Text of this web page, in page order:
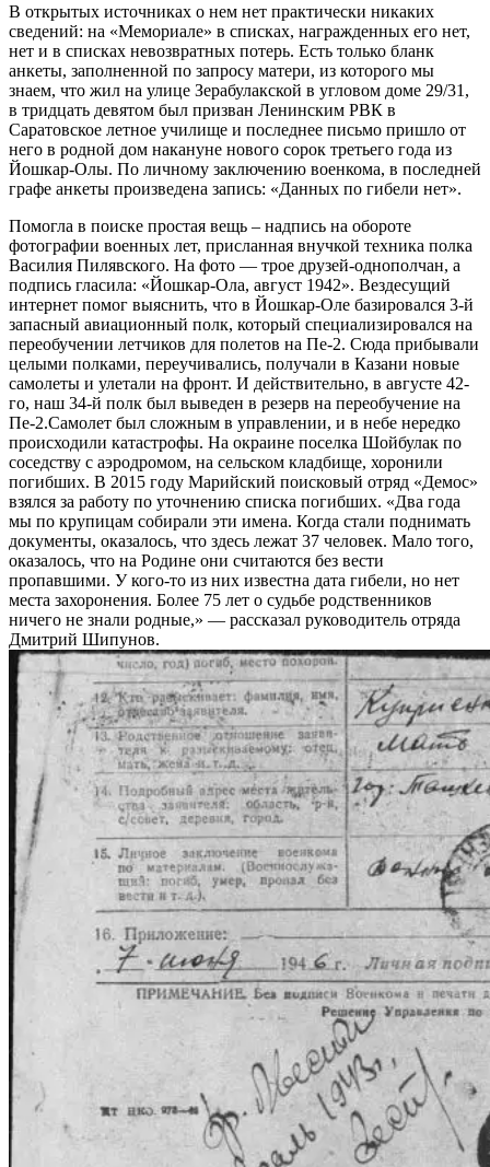
В открытых источниках о нем нет практически никаких
сведений: на «Мемориале» в списках, награжденных его нет,
нет и в списках невозвратных потерь. Есть только бланк
анкеты, заполненной по запросу матери, из которого мы
знаем, что жил на улице Зерабулакской в угловом доме 29/31,
в тридцать девятом был призван Ленинским РВК в
Саратовское летное училище и последнее письмо пришло от
него в родной дом накануне нового сорок третьего года из
Йошкар-Олы. По личному заключению военкома, в последней
графе анкеты произведена запись: «Данных по гибели нет».
Помогла в поиске простая вещь – надпись на обороте
фотографии военных лет, присланная внучкой техника полка
Василия Пилявского. На фото — трое друзей-однополчан, а
подпись гласила: «Йошкар-Ола, август 1942». Вездесущий
интернет помог выяснить, что в Йошкар-Оле базировался 3-й
запасный авиационный полк, который специализировался на
переобучении летчиков для полетов на Пе‑2. Сюда прибывали
целыми полками, переучивались, получали в Казани новые
самолеты и улетали на фронт. И действительно, в августе 42-
го, наш 34-й полк был выведен в резерв на переобучение на
Пе-2.Самолет был сложным в управлении, и в небе нередко
происходили катастрофы. На окраине поселка Шойбулак по
соседству с аэродромом, на сельском кладбище, хоронили
погибших. В 2015 году Марийский поисковый отряд «Демос»
взялся за работу по уточнению списка погибших. «Два года
мы по крупицам собирали эти имена. Когда стали поднимать
документы, оказалось, что здесь лежат 37 человек. Мало того,
оказалось, что на Родине они считаются без вести
пропавшими. У кого-то из них известна дата гибели, но нет
места захоронения. Более 75 лет о судьбе родственников
ничего не знали родные,» — рассказал руководитель отряда
Дмитрий Шипунов.